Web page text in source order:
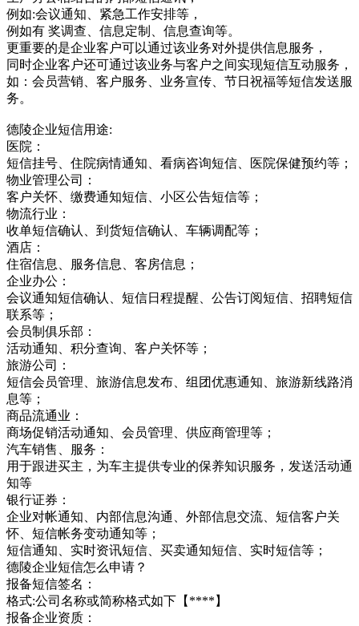
例如:会议通知、紧急工作安排等，
例如有 奖调查、信息定制、信息查询等。
更重要的是企业客户可以通过该业务对外提供信息服务，
同时企业客户还可通过该业务与客户之间实现短信互动服务，
如：会员营销、客户服务、业务宣传、节日祝福等短信发送服
务。
德陵企业短信用途:
医院：
短信挂号、住院病情通知、看病咨询短信、医院保健预约等；
物业管理公司：
客户关怀、缴费通知短信、小区公告短信等；
物流行业：
收单短信确认、到货短信确认、车辆调配等；
酒店：
住宿信息、服务信息、客房信息；
企业办公：
会议通知短信确认、短信日程提醒、公告订阅短信、招聘短信
联系等；
会员制俱乐部：
活动通知、积分查询、客户关怀等；
旅游公司：
短信会员管理、旅游信息发布、组团优惠通知、旅游新线路消
息等；
商品流通业：
商场促销活动通知、会员管理、供应商管理等；
汽车销售、服务：
用于跟进买主，为车主提供专业的保养知识服务，发送活动通
知等
银行证券：
企业对帐通知、内部信息沟通、外部信息交流、短信客户关
怀、短信帐务变动通知等；
短信通知、实时资讯短信、买卖通知短信、实时短信等；
德陵企业短信怎么申请？
报备短信签名：
格式:公司名称或简称格式如下【****】
报备企业资质：